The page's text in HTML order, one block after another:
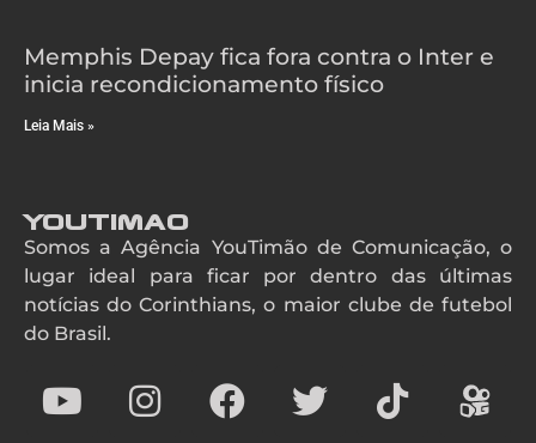
Memphis Depay fica fora contra o Inter e
inicia recondicionamento físico
Leia Mais »
YouTimao
Somos a Agência YouTimão de Comunicação, o
lugar ideal para ficar por dentro das últimas
notícias do Corinthians, o maior clube de futebol
do Brasil.